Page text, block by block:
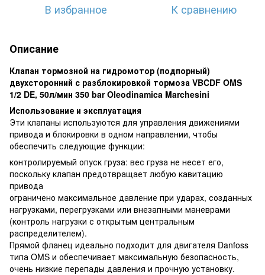
В избранное К сравнению
Описание
Клапан тормозной на гидромотор (подпорный)
двухсторонний с разблокировкой тормоза VBCDF OMS
1/2 DE, 50л/мин 350 bar Oleodinamica Marchesini
Использование и эксплуатация
Эти клапаны используются для управления движениями
привода и блокировки в одном направлении, чтобы
обеспечить следующие функции:
контролируемый опуск груза: вес груза не несет его,
поскольку клапан предотвращает любую кавитацию
привода
ограничено максимальное давление при ударах, созданных
нагрузками, перегрузками или внезапными маневрами
(контроль нагрузки с открытым центральным
распределителем).
Прямой фланец идеально подходит для двигателя Danfoss
типа OMS и обеспечивает максимальную безопасность,
очень низкие перепады давления и прочную установку.